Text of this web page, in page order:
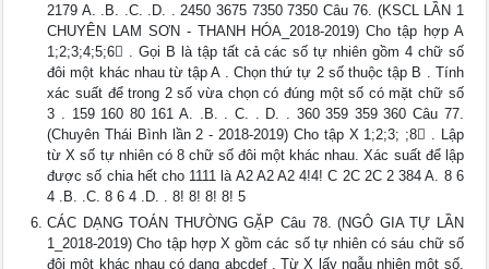
2179 A. .B. .C. .D. . 2450 3675 7350 7350 Câu 76. (KSCL LẦN 1
CHUYÊN LAM SƠN - THANH HÓA_2018-2019) Cho tập hợp A
1;2;3;4;5;6 . Gọi B là tập tất cả các số tự nhiên gồm 4 chữ số
đôi một khác nhau từ tập A . Chọn thứ tự 2 số thuộc tập B . Tính
xác suất để trong 2 số vừa chọn có đúng một số có mặt chữ số
3 . 159 160 80 161 A. .B. . C. . D. . 360 359 359 360 Câu 77.
(Chuyên Thái Bình lần 2 - 2018-2019) Cho tập X 1;2;3; ;8 . Lập
từ X số tự nhiên có 8 chữ số đôi một khác nhau. Xác suất để lập
được số chia hết cho 1111 là A2 A2 A2 4!4! C 2C 2C 2 384 A. 8 6
4 .B. .C. 8 6 4 .D. . 8! 8! 8! 8! 5
CÁC DẠNG TOÁN THƯỜNG GẶP Câu 78. (NGÔ GIA TỰ LẦN
1_2018-2019) Cho tập hợp X gồm các số tự nhiên có sáu chữ số
đôi một khác nhau có dạng abcdef . Từ X lấy ngẫu nhiên một số.